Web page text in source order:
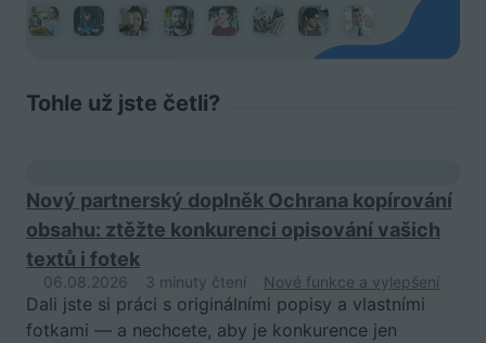
Tohle už jste četli?
Nový partnerský doplněk Ochrana kopírování
obsahu: ztěžte konkurenci opisování vašich
textů i fotek
06.08.2026 3 minuty čtení Nové funkce a vylepšení
Dali jste si práci s originálními popisy a vlastními
fotkami — a nechcete, aby je konkurence jen